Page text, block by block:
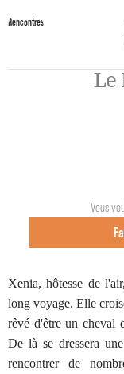
Rencontres
Le
Vous
Xenia, hôtesse de
long voyage. Elle
rêvé d'être un cheval
De là se dressera
rencontrer de